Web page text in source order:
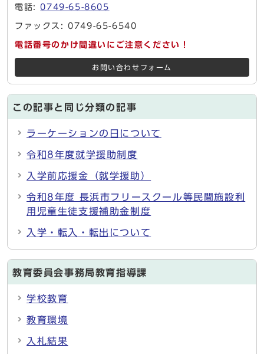
電話:0749-65-8605
ファックス: 0749-65-6540
電話番号のかけ間違いにご注意ください！
お問い合わせフォーム
この記事と同じ分類の記事
ラーケーションの日について
令和8年度就学援助制度
入学前応援金（就学援助）
令和8年度 長浜市フリースクール等民間施設利
用児童生徒支援補助金制度
入学・転入・転出について
教育委員会事務局教育指導課
学校教育
教育環境
入札結果